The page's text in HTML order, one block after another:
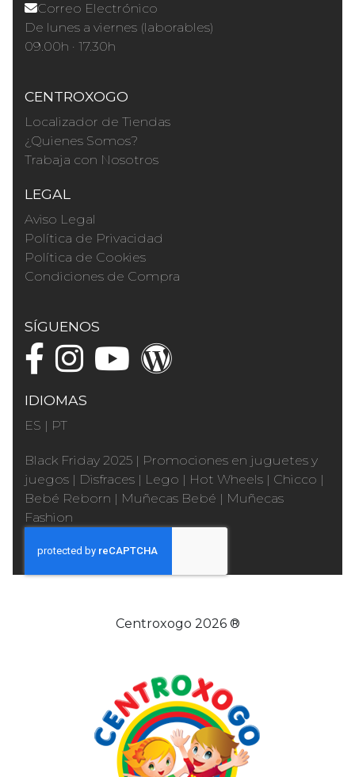
Correo Electrónico
De lunes a viernes (laborables)
09.00h · 17.30h
CENTROXOGO
Localizador de Tiendas
¿Quienes Somos?
Trabaja con Nosotros
LEGAL
Aviso Legal
Política de Privacidad
Política de Cookies
Condiciones de Compra
SÍGUENOS
IDIOMAS
ES | PT
Black Friday 2025 | Promociones en juguetes y
juegos | Disfraces | Lego | Hot Wheels | Chicco |
Bebé Reborn | Muñecas Bebé | Muñecas
Fashion
Centroxogo 2026 ®